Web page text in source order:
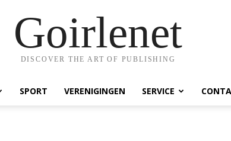
Goirlenet
DISCOVER THE ART OF PUBLISHING
SPORT VERENIGINGEN SERVICE